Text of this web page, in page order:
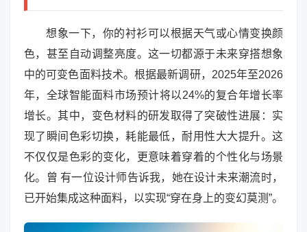
想象一下，你的衬衫可以根据天气或心情变换颜
色，甚至自动调整亮度。这一切都源于未来穿搭想象
中的可变色面料技术。根据最新调研，2025年至2026
年，全球智能面料市场预计将以24%的复合年增长率
增长。其中，变色材料的研发取得了突破性进展：实
现了瞬间色彩切换，耗能最低，耐用性大大提升。这
不仅仅是色彩的变化，更意味着穿着的个性化与场景
化。曾 有一位设计师告诉我，她在设计未来潮流时，
已开始集成这种面料，以实现“穿在身上的变幻莫测”。